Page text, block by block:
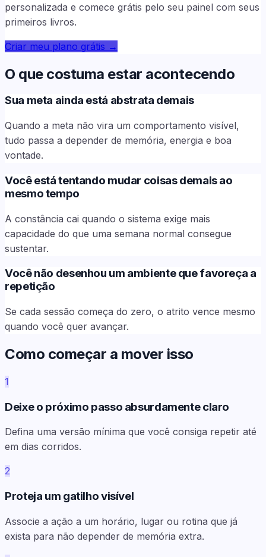
personalizada e comece grátis pelo seu painel com seus
primeiros livros.
Criar meu plano grátis →
O que costuma estar acontecendo
Sua meta ainda está abstrata demais
Quando a meta não vira um comportamento visível,
tudo passa a depender de memória, energia e boa
vontade.
Você está tentando mudar coisas demais ao
mesmo tempo
A constância cai quando o sistema exige mais
capacidade do que uma semana normal consegue
sustentar.
Você não desenhou um ambiente que favoreça a
repetição
Se cada sessão começa do zero, o atrito vence mesmo
quando você quer avançar.
Como começar a mover isso
1
Deixe o próximo passo absurdamente claro
Defina uma versão mínima que você consiga repetir até
em dias corridos.
2
Proteja um gatilho visível
Associe a ação a um horário, lugar ou rotina que já
exista para não depender de memória extra.